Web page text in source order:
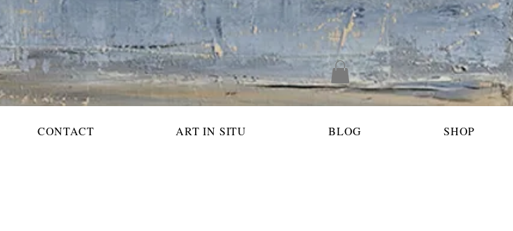
CONTACT ART IN SITU BLOG SHOP